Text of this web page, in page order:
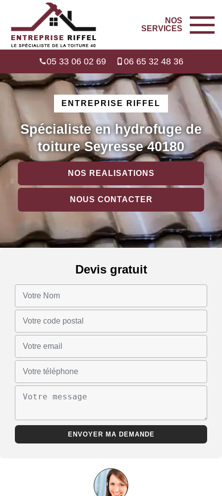
NOS
SERVICES
05 33 06 02 69 06 65 32 48 36
ENTREPRISE RIFFEL
Spécialiste en hydrofuge de
toiture Seyresse 40180
NOS REALISATIONS
NOUS CONTACTER
Devis gratuit